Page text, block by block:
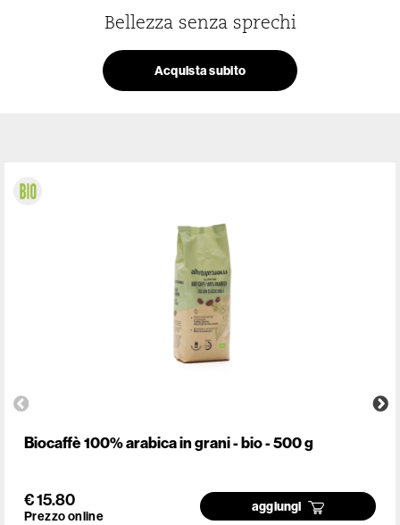
Bellezza senza sprechi
Acquista subito
Biocaffè 100% arabica in grani - bio - 500 g
€ 15.80
Prezzo online
aggiungi